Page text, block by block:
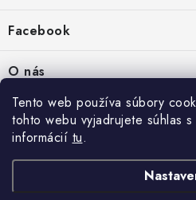
Tento web používa súbory
tohto webu vyjadrujete súhlas
informácií tu.
PREDAJŇA:
Petőfiho 65
Štúrovo 943 01
Po-Pia - 8:00-18:00
Ochrana osobných údajov
Vrátanie tovaru
Reklamácie
Facebook
O nás
Kontakty
Prečo nakúpiť u nás
Predajňa